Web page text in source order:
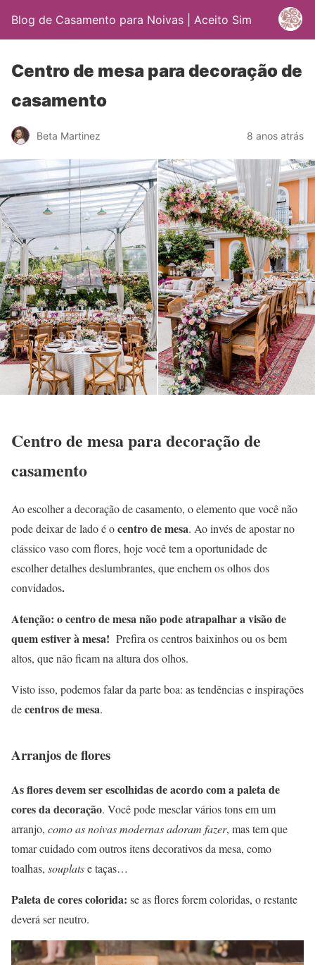
Blog de Casamento para Noivas | Aceito Sim
Centro de mesa para decoração de
casamento
Beta Martinez 8 anos atrás
Centro de mesa para decoração de
casamento
Ao escolher a decoração de casamento, o elemento que você não
pode deixar de lado é ocentro de mesa. Ao invés de apostar no
clássico vaso com flores, hoje você tem a oportunidade de
escolher detalhes deslumbrantes, que enchem os olhos dos
convidados.
Atenção: o centro de mesa não pode atrapalhar a visão de
quem estiver à mesa! Prefira os centros baixinhos ou os bem
altos, que não ficam na altura dos olhos.
Visto isso, podemos falar da parte boa: as tendências e inspirações
decentros de mesa.
Arranjos de flores
As flores devem ser escolhidas de acordo com a paleta de
cores da decoração. Você pode mesclar vários tons em um
arranjo, como as noivas modernas adoram fazer, mas tem que
tomar cuidado com outros itens decorativos da mesa, como
toalhas, souplatse taças…
Paleta de cores colorida: se as flores forem coloridas, o restante
deverá ser neutro.